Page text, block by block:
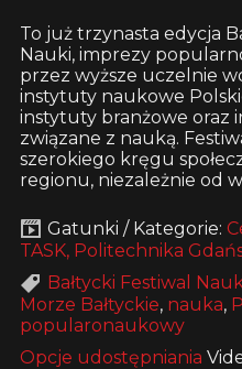
To już trzynasta edycja
Nauki, imprezy
przez wyższe uczelnie
instytuty naukowe
instytuty branżowe oraz
związane z nauką.
szerokiego kręgu
regionu, niezależnie od
Gatunki / Kategorie:
TASK, Politechnika
Bałtycki Festiwal
Morze Bałtyckie, nauka,
popularonaukowy
Opcje udostępniania